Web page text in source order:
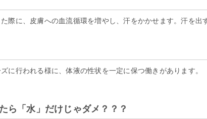
際に、皮膚への血流循環を増やし、汗をかかせます。汗を
に行われる様に、体液の性状を一定に保つ働きがあります。
ら「水」だけじゃダメ？？？